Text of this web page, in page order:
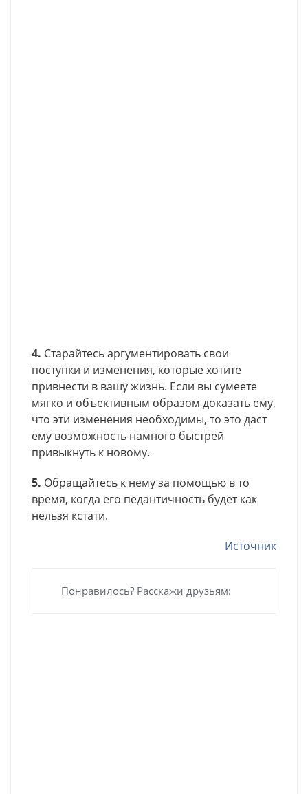
4. Старайтесь аргументировать свои
поступки и изменения, которые хотите
привнести в вашу жизнь. Если вы сумеете
мягко и объективным образом доказать ему,
что эти изменения необходимы, то это даст
ему возможность намного быстрей
привыкнуть к новому.
5. Обращайтесь к нему за помощью в то
время, когда его педантичность будет как
нельзя кстати.
Источник
Понравилось? Расскажи друзьям: